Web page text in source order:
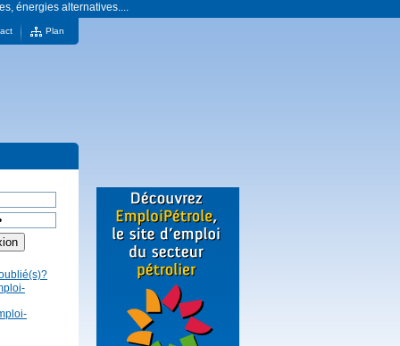
énergies alternatives....
Plan